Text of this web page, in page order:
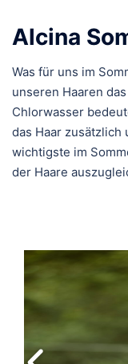
Alcina
Was für uns im
unseren Haaren
Chlorwasser
das Haar zusätzlich
wichtigste im
der Haare